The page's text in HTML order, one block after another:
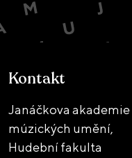
Kontakt
Janáčkova akademie
múzických umění,
Hudební fakulta